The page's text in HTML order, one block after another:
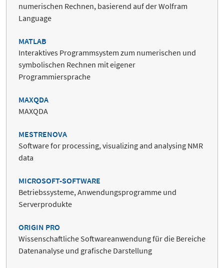
numerischen Rechnen, basierend auf der Wolfram
Language
MATLAB
Interaktives Programmsystem zum numerischen und
symbolischen Rechnen mit eigener
Programmiersprache
MAXQDA
MAXQDA
MESTRENOVA
Software for processing, visualizing and analysing NMR
data
MICROSOFT-SOFTWARE
Betriebssysteme, Anwendungsprogramme und
Serverprodukte
ORIGIN PRO
Wissenschaftliche Softwareanwendung für die Bereiche
Datenanalyse und grafische Darstellung